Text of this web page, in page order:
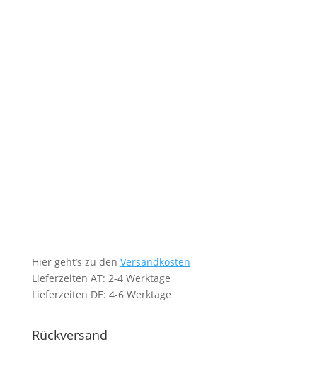
Hier geht’s zu den Versandkosten
Lieferzeiten AT: 2-4 Werktage
Lieferzeiten DE: 4-6 Werktage
Rückversand